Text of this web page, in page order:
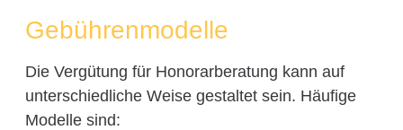
Gebührenmodelle
Die Vergütung für Honorarberatung kann auf
unterschiedliche Weise gestaltet sein. Häufige
Modelle sind: